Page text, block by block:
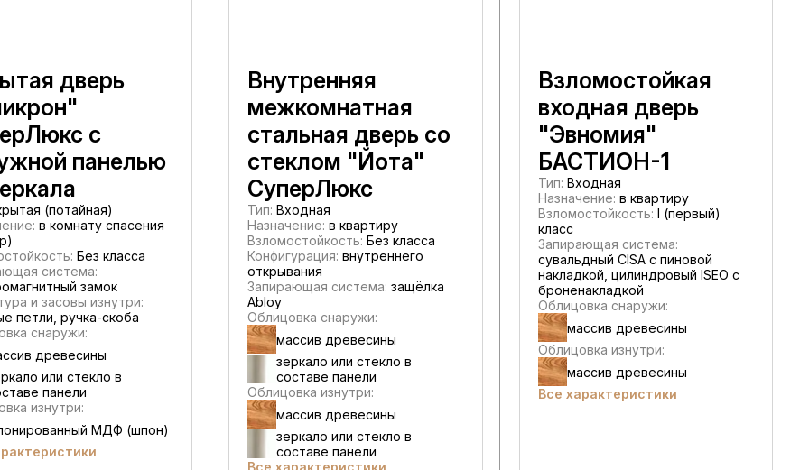
дверь
с
панелью
(потайная)
в комнату спасения
Без класса
система:
замок
и засовы изнутри:
петли, ручка-скоба
снаружи:
древесины
или стекло в
панели
изнутри:
МДФ (шпон)
Внутренняя
межкомнатная
стальная дверь со
стеклом "Йота"
СуперЛюкс
Тип: Входная
Назначение: в квартиру
Взломостойкость: Без класса
Конфигурация: внутреннего
открывания
Запирающая система: защёлка
Abloy
Облицовка снаружи:
массив древесины
зеркало или стекло в
составе панели
Облицовка изнутри:
массив древесины
зеркало или стекло в
составе панели
Все характеристики
Взломостойкая
входная дверь
"Эвномия"
БАСТИОН-1
Тип: Входная
Назначение: в квартиру
Взломостойкость: I (первый)
класс
Запирающая система:
сувальдный CISA c пиновой
накладкой, цилиндровый ISEO с
броненакладкой
Облицовка снаружи:
массив древесины
Облицовка изнутри:
массив древесины
Все характеристики